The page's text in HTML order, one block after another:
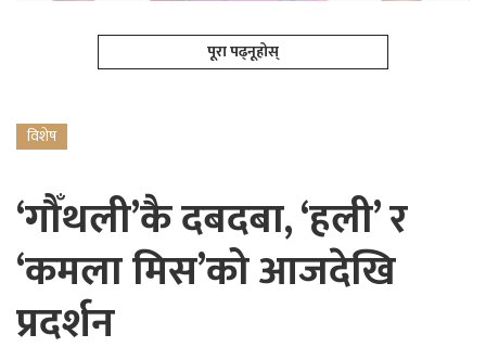
पूरा पढ्नूहोस्
विशेष
‘गौँथली’कै दबदबा, ‘हली’ र
‘कमला मिस’को आजदेखि
प्रदर्शन